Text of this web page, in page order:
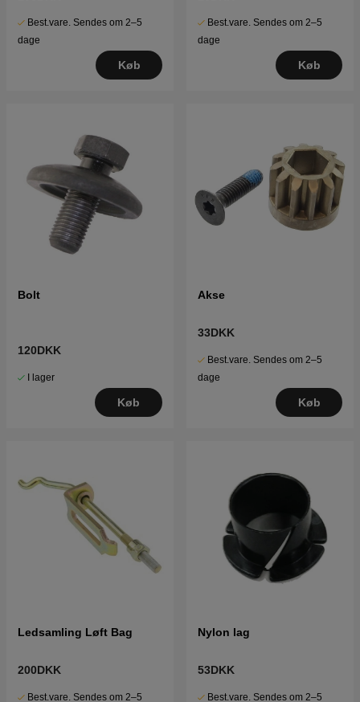
Best.vare. Sendes om 2–5
dage
Køb
Best.vare. Sendes om 2–5
dage
Køb
Bolt
120DKK
I lager
Køb
Akse
33DKK
Best.vare. Sendes om 2–5
dage
Køb
Ledsamling Løft Bag
200DKK
Best.vare. Sendes om 2–5
Nylon lag
53DKK
Best.vare. Sendes om 2–5